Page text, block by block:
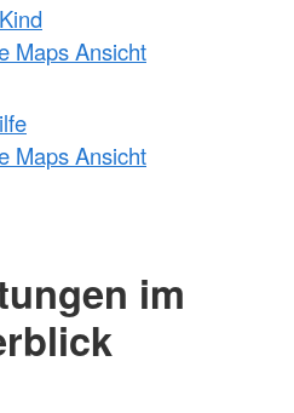
Maps Ansicht
Maps Ansicht
im